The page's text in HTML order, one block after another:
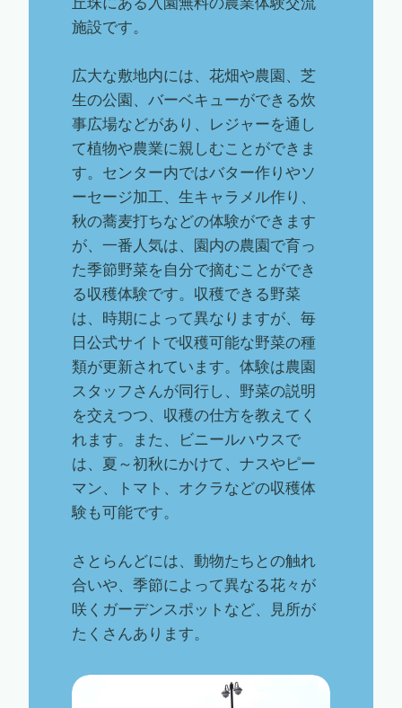
施設です。
広大な敷地内には、花畑や農園、芝
生の公園、バーベキューができる炊
事広場などがあり、レジャーを通し
て植物や農業に親しむことができま
す。センター内ではバター作りやソ
ーセージ加工、生キャラメル作り、
秋の蕎麦打ちなどの体験ができます
が、一番人気は、園内の農園で育っ
た季節野菜を自分で摘むことができ
る収穫体験です。収穫できる野菜
は、時期によって異なりますが、毎
日公式サイトで収穫可能な野菜の種
類が更新されています。体験は農園
スタッフさんが同行し、野菜の説明
を交えつつ、収穫の仕方を教えてく
れます。また、ビニールハウスで
は、夏～初秋にかけて、ナスやピー
マン、トマト、オクラなどの収穫体
験も可能です。
さとらんどには、動物たちとの触れ
合いや、季節によって異なる花々が
咲くガーデンスポットなど、見所が
たくさんあります。